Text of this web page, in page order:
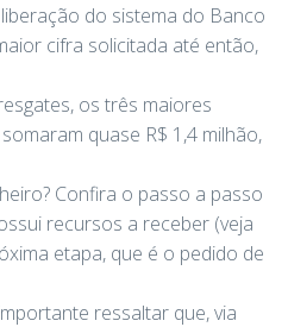
do sistema do Banco
cifra solicitada até então,
os três maiores
quase R$ 1,4 milhão,
Confira o passo a passo
recursos a receber (veja
etapa, que é o pedido de
ressaltar que, via